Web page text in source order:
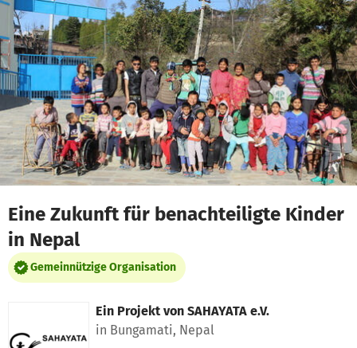
Zum Hauptinhalt springen
Erklärung zur Barrierefreiheit anzeigen
Eine Zukunft für benachteiligte Kinder
in Nepal
Gemeinnützige Organisation
Ein Projekt von SAHAYATA e.V.
in Bungamati, Nepal